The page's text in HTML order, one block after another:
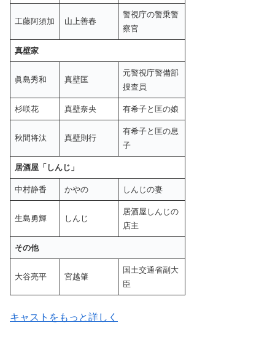
工藤阿須加 山上善春
警視庁の警乗警
察官
真壁家
眞島秀和 真壁匡
元警視庁警備部
捜査員
杉咲花 真壁奈央 有希子と匡の娘
秋間将汰 真壁則行
有希子と匡の息
子
居酒屋「しんじ」
中村静香 かやの しんじの妻
生島勇輝 しんじ
居酒屋しんじの
店主
その他
大谷亮平 宮越肇
国土交通省副大
臣
キャストをもっと詳しく